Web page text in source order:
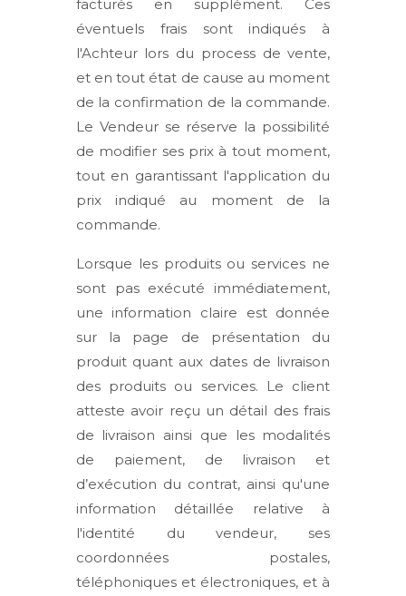
facturés en supplément. Ces
éventuels frais sont indiqués à
l'Achteur lors du process de vente,
et en tout état de cause au moment
de la confirmation de la commande.
Le Vendeur se réserve la possibilité
de modifier ses prix à tout moment,
tout en garantissant l'application du
prix indiqué au moment de la
commande.
Lorsque les produits ou services ne
sont pas exécuté immédiatement,
une information claire est donnée
sur la page de présentation du
produit quant aux dates de livraison
des produits ou services. Le client
atteste avoir reçu un détail des frais
de livraison ainsi que les modalités
de paiement, de livraison et
d’exécution du contrat, ainsi qu'une
information détaillée relative à
l'identité du vendeur, ses
coordonnées postales,
téléphoniques et électroniques, et à